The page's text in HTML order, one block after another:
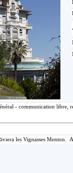
- communication libre,
les Vignasses Menton.